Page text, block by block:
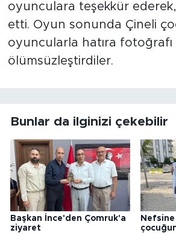
oyunculara teşekkür
etti. Oyun sonunda Çineli
oyuncularla hatıra fotoğrafı
ölümsüzleştirdiler.
Bunlar da ilginizi çekebilir
Başkan İnce'den Çomruk'a
ziyaret